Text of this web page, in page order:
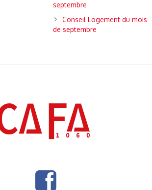
septembre
Conseil Logement du mois
de septembre